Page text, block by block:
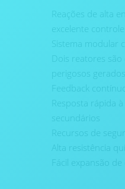
Reações de alta
excelente
Sistema modular
Dois reatores
perigosos
Feedback
Resposta rápida
secundários
Recursos de
Alta resistência
Fácil expansão